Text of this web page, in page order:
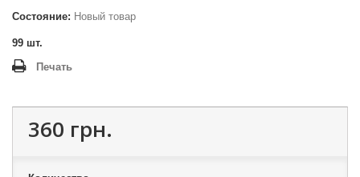
Состояние: Новый товар
99 шт.
Печать
360 грн.